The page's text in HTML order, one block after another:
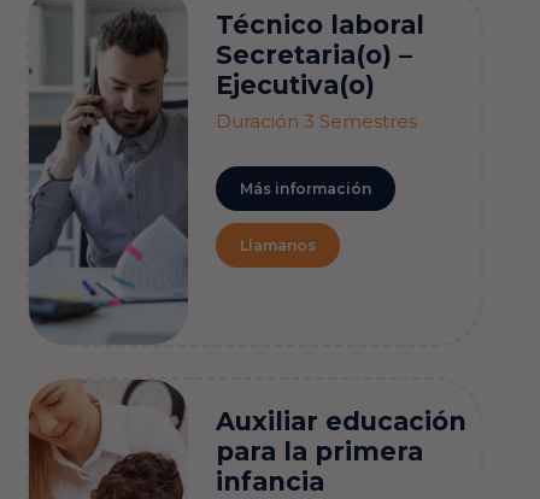
Técnico laboral
Secretaria(o) –
Ejecutiva(o)
Duración 3 Semestres
Más información
Llamanos
Auxiliar educación
para la primera
infancia